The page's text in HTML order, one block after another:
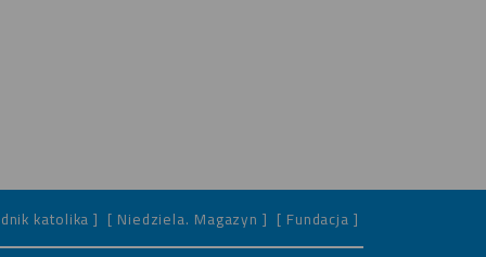
katolika ] [ Niedziela. Magazyn ] [ Fundacja ]